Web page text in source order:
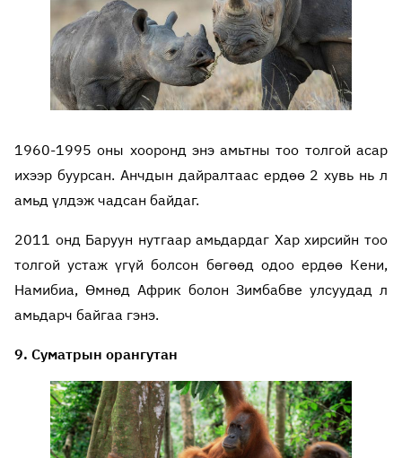
1960-1995 оны хооронд энэ амьтны тоо толгой асар
ихээр буурсан. Анчдын дайралтаас ердөө 2 хувь нь л
амьд үлдэж чадсан байдаг.
2011 онд Баруун нутгаар амьдардаг Хар хирсийн тоо
толгой устаж үгүй болсон бөгөөд одоо ердөө Кени,
Намибиа, Өмнөд Африк болон Зимбабве улсуудад л
амьдарч байгаа гэнэ.
9. Суматрын орангутан